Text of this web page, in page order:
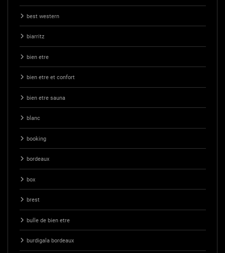
best western
biarritz
bien etre
bien etre et confort
bien etre sauna
blanc
booking
bordeaux
box
brest
bulle de bien etre
burdigala bordeaux